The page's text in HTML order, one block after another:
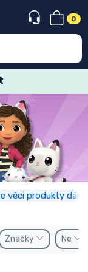
0
věci produkty
Značky Ne